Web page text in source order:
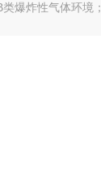
爆炸性气体环境；